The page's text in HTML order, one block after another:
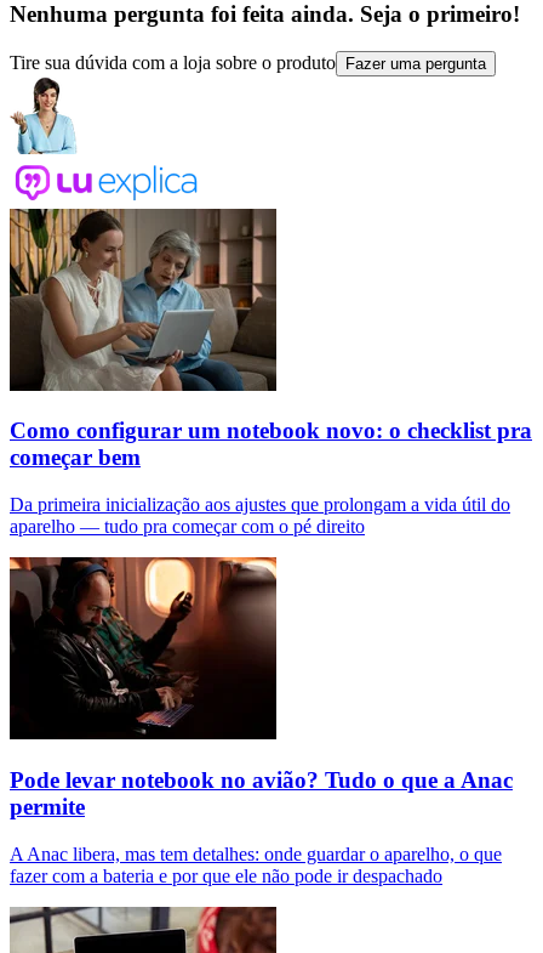
Nenhuma pergunta foi feita ainda. Seja o primeiro!
Tire sua dúvida com a loja sobre o produto Fazer uma pergunta
Como configurar um notebook novo: o checklist pra
começar bem
Da primeira inicialização aos ajustes que prolongam a vida útil do
aparelho — tudo pra começar com o pé direito
Pode levar notebook no avião? Tudo o que a Anac
permite
A Anac libera, mas tem detalhes: onde guardar o aparelho, o que
fazer com a bateria e por que ele não pode ir despachado